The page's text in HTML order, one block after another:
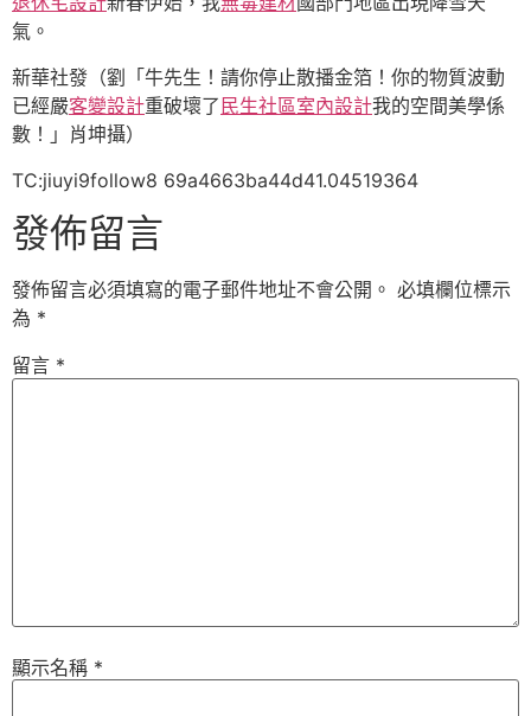
氣。
新華社發（劉「牛先生！請你停止散播金箔！你的物質波動
已經嚴客變設計重破壞了 民生社區室內設計我的空間美學係
數！」肖坤攝）
TC:jiuyi9follow8 69a4663ba44d41.04519364
發佈留言
發佈留言必須填寫的電子郵件地址不會公開。 必填欄位標示
為 *
留言 *
顯示名稱 *